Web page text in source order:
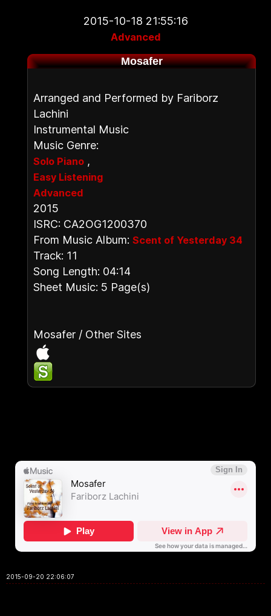
2015-10-18 21:55:16
Advanced
Mosafer
Arranged and Performed by Fariborz
Lachini
Instrumental Music
Music Genre:
Solo Piano ,
Easy Listening
Advanced
2015
ISRC: CA2OG1200370
From Music Album: Scent of Yesterday 34
Track: 11
Song Length: 04:14
Sheet Music: 5 Page(s)
Mosafer / Other Sites
2015-09-20 22:06:07